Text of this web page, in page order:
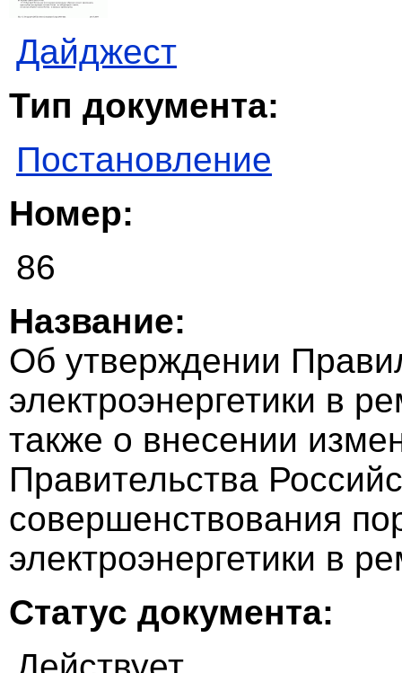
Дайджест
Тип документа:
Постановление
Номер:
86
Название:
Об утверждении
электроэнергетики в
также о внесении
Правительства
совершенствования
электроэнергетики в
Статус документа: